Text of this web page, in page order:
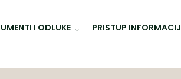
I ODLUKE PRISTUP